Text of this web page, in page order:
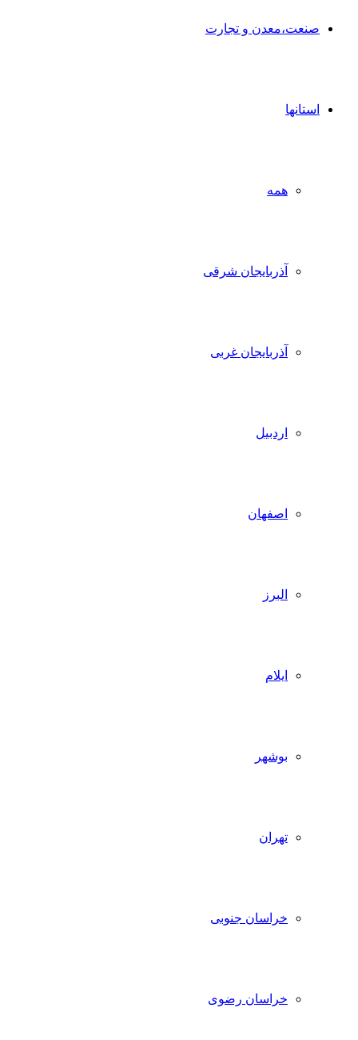
صنعت،معدن و تجارت
استانها
همه
آذربایجان شرقی
آذربایجان غربی
اردبیل
اصفهان
البرز
ایلام
بوشهر
تهران
خراسان جنوبی
خراسان رضوی